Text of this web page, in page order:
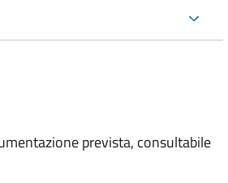
prevista, consultabile